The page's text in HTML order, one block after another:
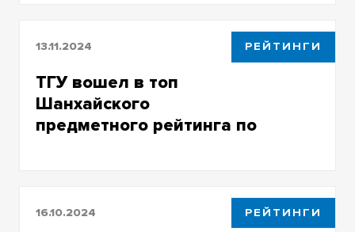
13.11.2024 РЕЙТИНГИ
ТГУ вошел в топ
Шанхайского
предметного рейтинга по
16.10.2024 РЕЙТИНГИ